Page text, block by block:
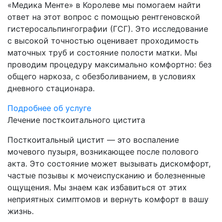
«Медика Менте» в Королеве мы помогаем найти
ответ на этот вопрос с помощью рентгеновской
гистеросальпингографии (ГСГ). Это исследование
с высокой точностью оценивает проходимость
маточных труб и состояние полости матки. Мы
проводим процедуру максимально комфортно: без
общего наркоза, с обезболиванием, в условиях
дневного стационара.
Подробнее об услуге
Лечение посткоитального цистита
Посткоитальный цистит — это воспаление
мочевого пузыря, возникающее после полового
акта. Это состояние может вызывать дискомфорт,
частые позывы к мочеиспусканию и болезненные
ощущения. Мы знаем как избавиться от этих
неприятных симптомов и вернуть комфорт в вашу
жизнь.